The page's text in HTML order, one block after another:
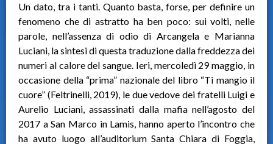
Un dato, tra i tanti. Quanto basta, forse, per definire un
fenomeno che di astratto ha ben poco: sui volti, nelle
parole, nell’assenza di odio di Arcangela e Marianna
Luciani, la sintesi di questa traduzione dalla freddezza dei
numeri al calore del sangue. Ieri, mercoledì 29 maggio, in
occasione della “prima” nazionale del libro “Ti mangio il
cuore” (Feltrinelli, 2019), le due vedove dei fratelli Luigi e
Aurelio Luciani, assassinati dalla mafia nell’agosto del
2017 a San Marco in Lamis, hanno aperto l’incontro che
ha avuto luogo all’auditorium Santa Chiara di Foggia,